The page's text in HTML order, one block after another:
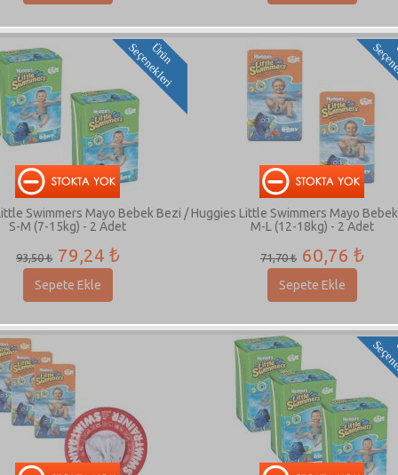
Swimmers Mayo Bebek Bezi /
S-M (7-15kg) - 2 Adet
93,50 ₺ 79,24 ₺
Sepete Ekle
Ü
r
ü
n
S
e
ç
e
n
e
k
l
e
r
i
Huggies Little Swimmers Mayo
M-L (12-18kg) - 2 Adet
71,70 ₺ 60,76 ₺
Sepete Ekle